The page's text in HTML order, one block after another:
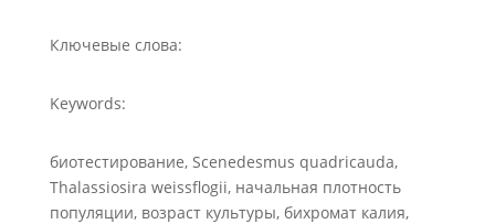
Ключевые слова:
Keywords:
биотестирование, Scenedesmus quadricauda,
Thalassiosira weissflogii, начальная плотность
популяции, возраст культуры, бихромат калия,